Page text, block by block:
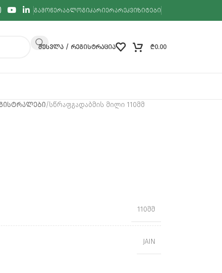
ᲒᲐᲛᲝᲬᲔᲠᲐᲑᲚᲝᲒᲘᲙᲐᲠᲘᲔᲠᲐᲠᲔᲙᲕᲘᲖᲘᲢᲔᲑᲘ
ᲨᲔᲡᲕᲚᲐ / ᲠᲔᲒᲘᲡᲢᲠᲐᲪᲘᲐ ₾0.00
სწრაფგადაბმის მილი 110მმ
110მმ
JAIN